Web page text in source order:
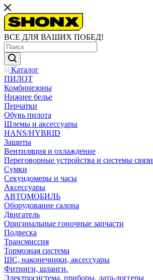
ВСЕ ДЛЯ ВАШИХ ПОБЕД!
Каталог
ПИЛОТ
Комбинезоны
Нижнее белье
Перчатки
Обувь пилота
Шлемы и аксессуары
HANS/HYBRID
Защиты
Вентиляция и охлаждение
Переговорные устройства и системы связи
Сумки
Секундомеры и часы
Аксессуары
АВТОМОБИЛЬ
Оборудование салона
Двигатель
Оригинальные гоночные запчасти
Подвеска
Трансмиссия
Тормозная система
ШС, наконечники, аксессуары
Фитинги, шланги.
Электросистема, приборы, дата-логгеры